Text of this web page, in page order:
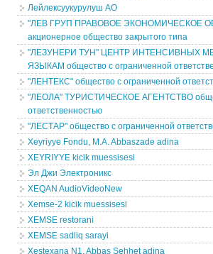
Лейлексуукурулуш АО
"ЛЕВ ГРУП ПРАВОВОЕ ЭКОНОМИЧЕСКОЕ
акционерное общество закрытого типа
"ЛЕЗУНЕРИ ТУН" ЦЕНТР ИНТЕНСИВНЫХ
ЯЗЫКАМ общество с ограниченной
"ЛЕНТЕКС" общество с ограниченной
"ЛЕОЛА" ТУРИСТИЧЕСКОЕ АГЕНТСТВО
ответственностью
"ЛЕСТАР" общество с ограниченной
Xeyriyye Fondu, M.A. Abbaszade adina
XEYRIYYE kicik muessisesi
Эл Джи Электроникс
XEQAN AudioVideoNew
Xemse-2 kicik muessisesi
XEMSE restorani
XEMSE sadliq sarayi
Xestexana N1, Abbas Sehhet adina